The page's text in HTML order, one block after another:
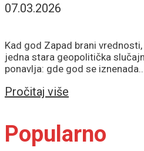
07.03.2026
Kad god Zapad brani
jedna stara geopolitička
ponavlja: gde god se iznenada...
Pročitaj više
Popularno